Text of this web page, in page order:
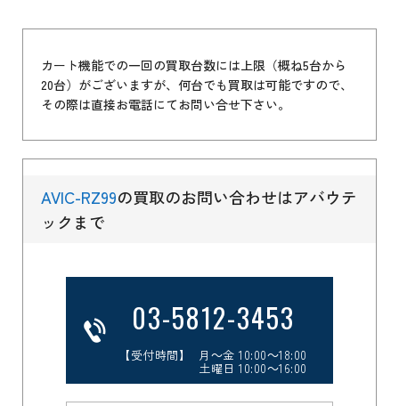
カート機能での一回の買取台数には上限（概ね5台から
20台）がございますが、何台でも買取は可能ですので、
その際は直接お電話にてお問い合せ下さい。
AVIC-RZ99の買取のお問い合わせはアバウテ
ックまで
03-5812-3453
【受付時間】 月～金 10:00～18:00
土曜日 10:00～16:00